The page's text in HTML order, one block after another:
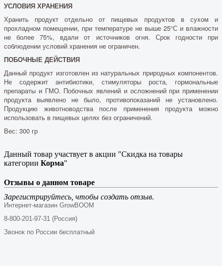
УСЛОВИЯ ХРАНЕНИЯ
Хранить продукт отдельно от пищевых продуктов в сухом и
прохладном помещении, при температуре не выше 25°С и влажности
не более 75%, вдали от источников огня. Срок годности при
соблюдении условий хранения не ограничен.
ПОБОЧНЫЕ ДЕЙСТВИЯ
Данный продукт изготовлен из натуральных природных компонентов.
Не содержит антибиотики, стимуляторы роста, гормональные
препараты и ГМО. Побочных явлений и осложнений при применении
продукта выявлено не было, противопоказаний не установлено.
Продукцию животноводства после применения продукта можно
использовать в пищевых целях без ограничений.
Вес: 300 гр
Данный товар участвует в акции "Скидка на товары
категории Корма"
Отзывы о данном товаре
Зарегистрируйтесь, чтобы создать отзыв.
Интернет-магазин GrowBOOM
8-800-201-97-31 (Россия)
Звонок по России бесплатный